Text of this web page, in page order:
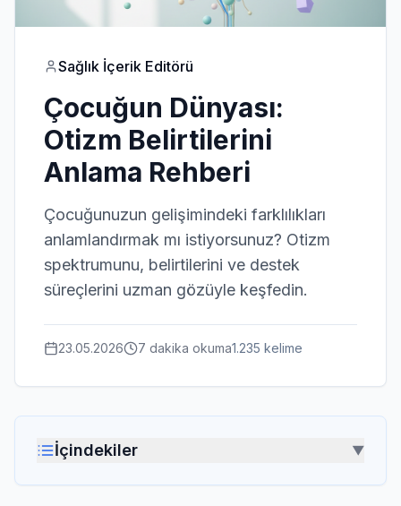
Sağlık İçerik Editörü
Çocuğun Dünyası:
Otizm Belirtilerini
Anlama Rehberi
Çocuğunuzun gelişimindeki farklılıkları
anlamlandırmak mı istiyorsunuz? Otizm
spektrumunu, belirtilerini ve destek
süreçlerini uzman gözüyle keşfedin.
23.05.2026 7 dakika okuma1.235 kelime
İçindekiler ▼